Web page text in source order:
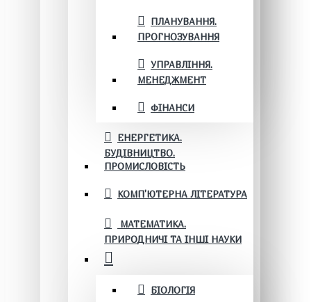
ПЛАНУВАННЯ.
ПРОГНОЗУВАННЯ
УПРАВЛІННЯ.
МЕНЕДЖМЕНТ
ФІНАНСИ
ЕНЕРГЕТИКА.
БУДІВНИЦТВО.
ПРОМИСЛОВІСТЬ
КОМП'ЮТЕРНА ЛІТЕРАТУРА
МАТЕМАТИКА.
ПРИРОДНИЧІ ТА ІНШІ НАУКИ
БІОЛОГІЯ